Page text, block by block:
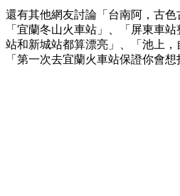
還有其他網友討論「台南阿，古色
「宜蘭冬山火車站」、「屏東車
站和新城站都算漂亮」、「池上，
「第一次去宜蘭火車站保證你會想